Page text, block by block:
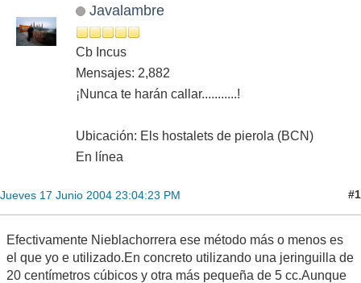
Javalambre
Cb Incus
Mensajes: 2,882
¡Nunca te harán callar...........!
Ubicación: Els hostalets de pierola (BCN)
En línea
Jueves 17 Junio 2004 23:04:23 PM #1
Efectivamente Nieblachorrera ese método más o menos es
el que yo e utilizado.En concreto utilizando una jeringuilla de
20 centímetros cúbicos y otra más pequeña de 5 cc.Aunque